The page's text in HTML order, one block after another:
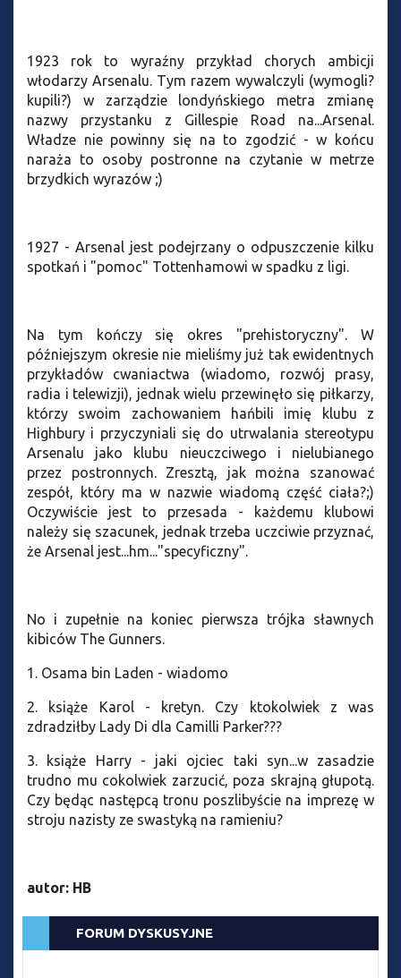
1923 rok to wyraźny przykład chorych ambicji
włodarzy Arsenalu. Tym razem wywalczyli (wymogli?
kupili?) w zarządzie londyńskiego metra zmianę
nazwy przystanku z Gillespie Road na...Arsenal.
Władze nie powinny się na to zgodzić - w końcu
naraża to osoby postronne na czytanie w metrze
brzydkich wyrazów ;)
1927 - Arsenal jest podejrzany o odpuszczenie kilku
spotkań i "pomoc" Tottenhamowi w spadku z ligi.
Na tym kończy się okres "prehistoryczny". W
późniejszym okresie nie mieliśmy już tak ewidentnych
przykładów cwaniactwa (wiadomo, rozwój prasy,
radia i telewizji), jednak wielu przewinęło się piłkarzy,
którzy swoim zachowaniem hańbili imię klubu z
Highbury i przyczyniali się do utrwalania stereotypu
Arsenalu jako klubu nieuczciwego i nielubianego
przez postronnych. Zresztą, jak można szanować
zespół, który ma w nazwie wiadomą część ciała?;)
Oczywiście jest to przesada - każdemu klubowi
należy się szacunek, jednak trzeba uczciwie przyznać,
że Arsenal jest...hm..."specyficzny".
No i zupełnie na koniec pierwsza trójka sławnych
kibiców The Gunners.
1. Osama bin Laden - wiadomo
2. książe Karol - kretyn. Czy ktokolwiek z was
zdradziłby Lady Di dla Camilli Parker???
3. książe Harry - jaki ojciec taki syn...w zasadzie
trudno mu cokolwiek zarzucić, poza skrajną głupotą.
Czy będąc następcą tronu poszlibyście na imprezę w
stroju nazisty ze swastyką na ramieniu?
autor: HB
FORUM DYSKUSYJNE